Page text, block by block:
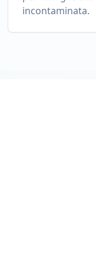
incontaminata.